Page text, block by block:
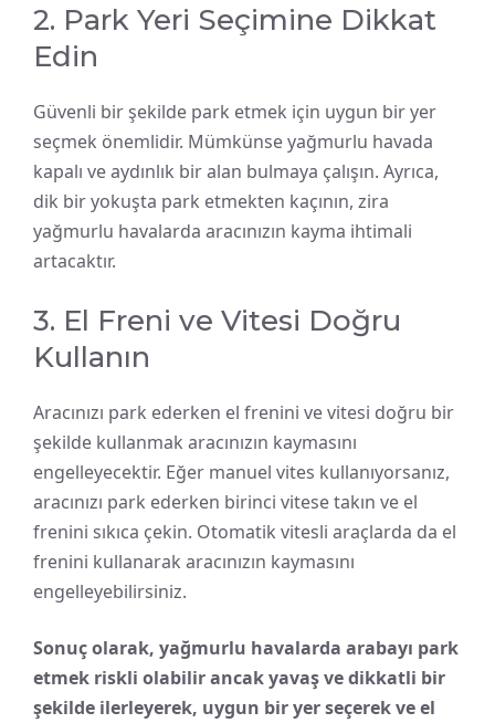
2. Park Yeri Seçimine Dikkat
Edin
Güvenli bir şekilde park etmek için uygun bir yer
seçmek önemlidir. Mümkünse yağmurlu havada
kapalı ve aydınlık bir alan bulmaya çalışın. Ayrıca,
dik bir yokuşta park etmekten kaçının, zira
yağmurlu havalarda aracınızın kayma ihtimali
artacaktır.
3. El Freni ve Vitesi Doğru
Kullanın
Aracınızı park ederken el frenini ve vitesi doğru bir
şekilde kullanmak aracınızın kaymasını
engelleyecektir. Eğer manuel vites kullanıyorsanız,
aracınızı park ederken birinci vitese takın ve el
frenini sıkıca çekin. Otomatik vitesli araçlarda da el
frenini kullanarak aracınızın kaymasını
engelleyebilirsiniz.
Sonuç olarak, yağmurlu havalarda arabayı park
etmek riskli olabilir ancak yavaş ve dikkatli bir
şekilde ilerleyerek, uygun bir yer seçerek ve el